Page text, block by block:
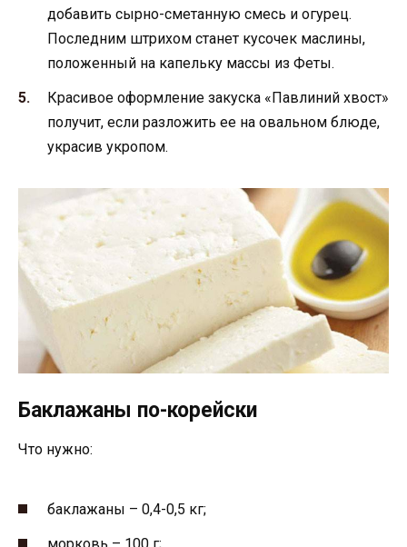
добавить сырно-сметанную смесь и огурец.
Последним штрихом станет кусочек маслины,
положенный на капельку массы из Феты.
Красивое оформление закуска «Павлиний хвост»
получит, если разложить ее на овальном блюде,
украсив укропом.
Баклажаны по-корейски
Что нужно:
баклажаны – 0,4-0,5 кг;